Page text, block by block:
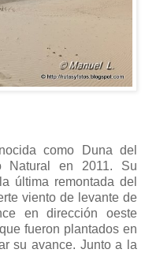
como Duna del
Natural en 2011. Su
última remontada del
viento de levante de
en dirección oeste
fueron plantados en
su avance. Junto a la